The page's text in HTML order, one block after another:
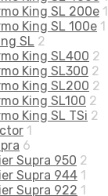
King SL 200e 1
King SL 100e 1
SL 2
King SL400 2
King SL300 2
King SL200 2
King SL100 2
King SL TSi 2
1
6
Supra 950 2
Supra 944 1
Supra 922 1